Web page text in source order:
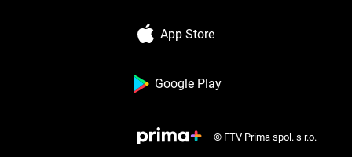
App Store
Google Play
© FTV Prima spol. s r.o.